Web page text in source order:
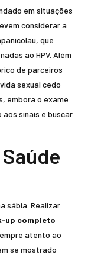
em situações
considerar a
que
ao HPV. Além
de parceiros
sexual cedo
embora o exame
sinais e buscar
sábia. Realizar
up completo
atento ao
se mostrado